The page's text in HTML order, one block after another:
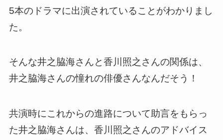
5本のドラマに出演されていることがわかりまし
た。
そんな井之脇海さんと香川照之さんの関係は、
井之脇海さんの憧れの俳優さんなんだそう！
共演時にこれからの進路について助言をもらっ
た井之脇海さんは、香川照之さんのアドバイス